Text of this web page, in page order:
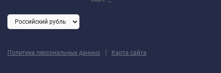
Политика персональных данных | Карта сайта